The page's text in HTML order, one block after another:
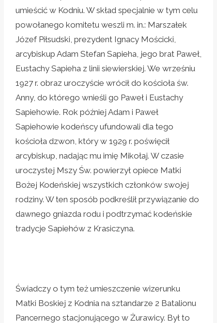
umieścić w Kodniu. W skład specjalnie w tym celu
powołanego komitetu weszli m. in.: Marszałek
Józef Piłsudski, prezydent Ignacy Mościcki,
arcybiskup Adam Stefan Sapieha, jego brat Paweł,
Eustachy Sapieha z linii siewierskiej. We wrześniu
1927 r. obraz uroczyście wrócił do kościoła św.
Anny, do którego wnieśli go Paweł i Eustachy
Sapiehowie. Rok później Adam i Paweł
Sapiehowie kodeńscy ufundowali dla tego
kościoła dzwon, który w 1929 r. poświęcił
arcybiskup, nadając mu imię Mikołaj. W czasie
uroczystej Mszy Św. powierzył opiece Matki
Bożej Kodeńskiej wszystkich członków swojej
rodziny. W ten sposób podkreślił przywiązanie do
dawnego gniazda rodu i podtrzymać kodeńskie
tradycje Sapiehów z Krasiczyna.
Świadczy o tym też umieszczenie wizerunku
Matki Boskiej z Kodnia na sztandarze 2 Batalionu
Pancernego stacjonującego w Żurawicy. Był to